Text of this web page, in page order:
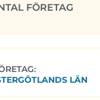
FÖRETAG
LÄN